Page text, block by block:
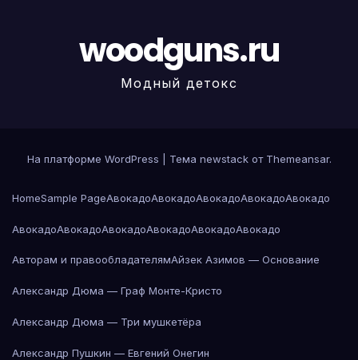
woodguns.ru
Модный детокс
На платформе WordPress Тема newstack от Themeansar.
HomeSample PageАвокадоАвокадоАвокадоАвокадоАвокадо
АвокадоАвокадоАвокадоАвокадоАвокадоАвокадо
Авторам и правообладателямАйзек Азимов — Основание
Александр Дюма — Граф Монте-Кристо
Александр Дюма — Три мушкетёра
Александр Пушкин — Евгений Онегин